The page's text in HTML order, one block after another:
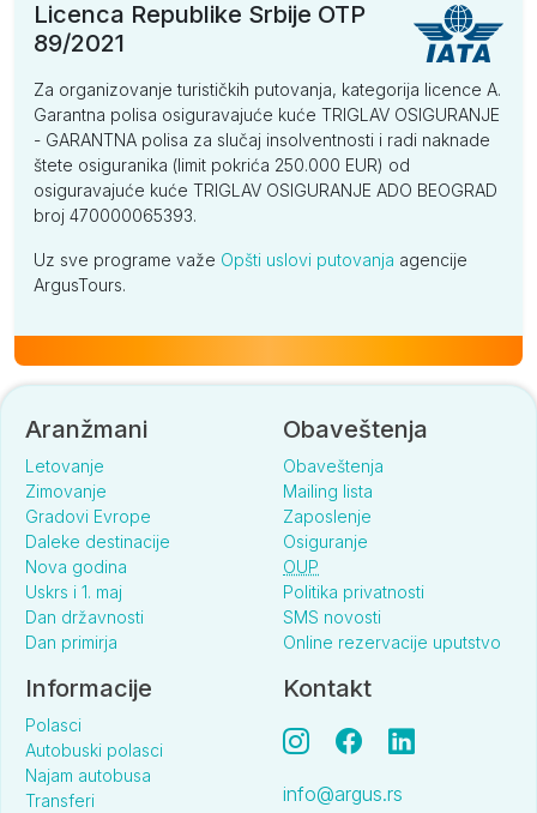
Licenca Republike Srbije OTP
89/2021
Za organizovanje turističkih putovanja, kategorija licence A.
Garantna polisa osiguravajuće kuće TRIGLAV OSIGURANJE
- GARANTNA polisa za slučaj insolventnosti i radi naknade
štete osiguranika (limit pokrića 250.000 EUR) od
osiguravajuće kuće TRIGLAV OSIGURANJE ADO BEOGRAD
broj 470000065393.
Uz sve programe važe Opšti uslovi putovanja agencije
ArgusTours.
Aranžmani
Letovanje
Zimovanje
Gradovi Evrope
Daleke destinacije
Nova godina
Uskrs i 1. maj
Dan državnosti
Dan primirja
Obaveštenja
Obaveštenja
Mailing lista
Zaposlenje
Osiguranje
OUP
Politika privatnosti
SMS novosti
Online rezervacije uputstvo
Informacije
Polasci
Autobuski polasci
Najam autobusa
Transferi
Kontakt
info@argus.rs